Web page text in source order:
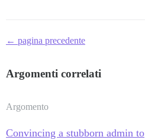
← pagina precedente
Argomenti correlati
Argomento
Convincing a stubborn admin to